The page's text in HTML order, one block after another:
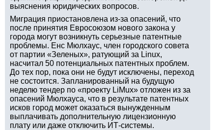
выяснения юридических вопросов.
Миграция приостановлена из-за опасений, что
после принятия Евросоюзом нового закона у
города могут возникнуть серьезные патентные
проблемы. Енс Мюлхаус, член городского совета
от партии «Зеленых», ратующий за Linux,
насчитал 50 потенциальных патентных проблем.
До тех пор, пока они не будут исключены, переход
не состоится. Запланированный на будущую
неделю тендер по «проекту LiMux» отложен из за
опасений Мюлхауса, что в результате патентных
исков город может оказаться вынужденным
выплачивать дополнительную лицензионную
плату или даже отключить ИТ-системы.